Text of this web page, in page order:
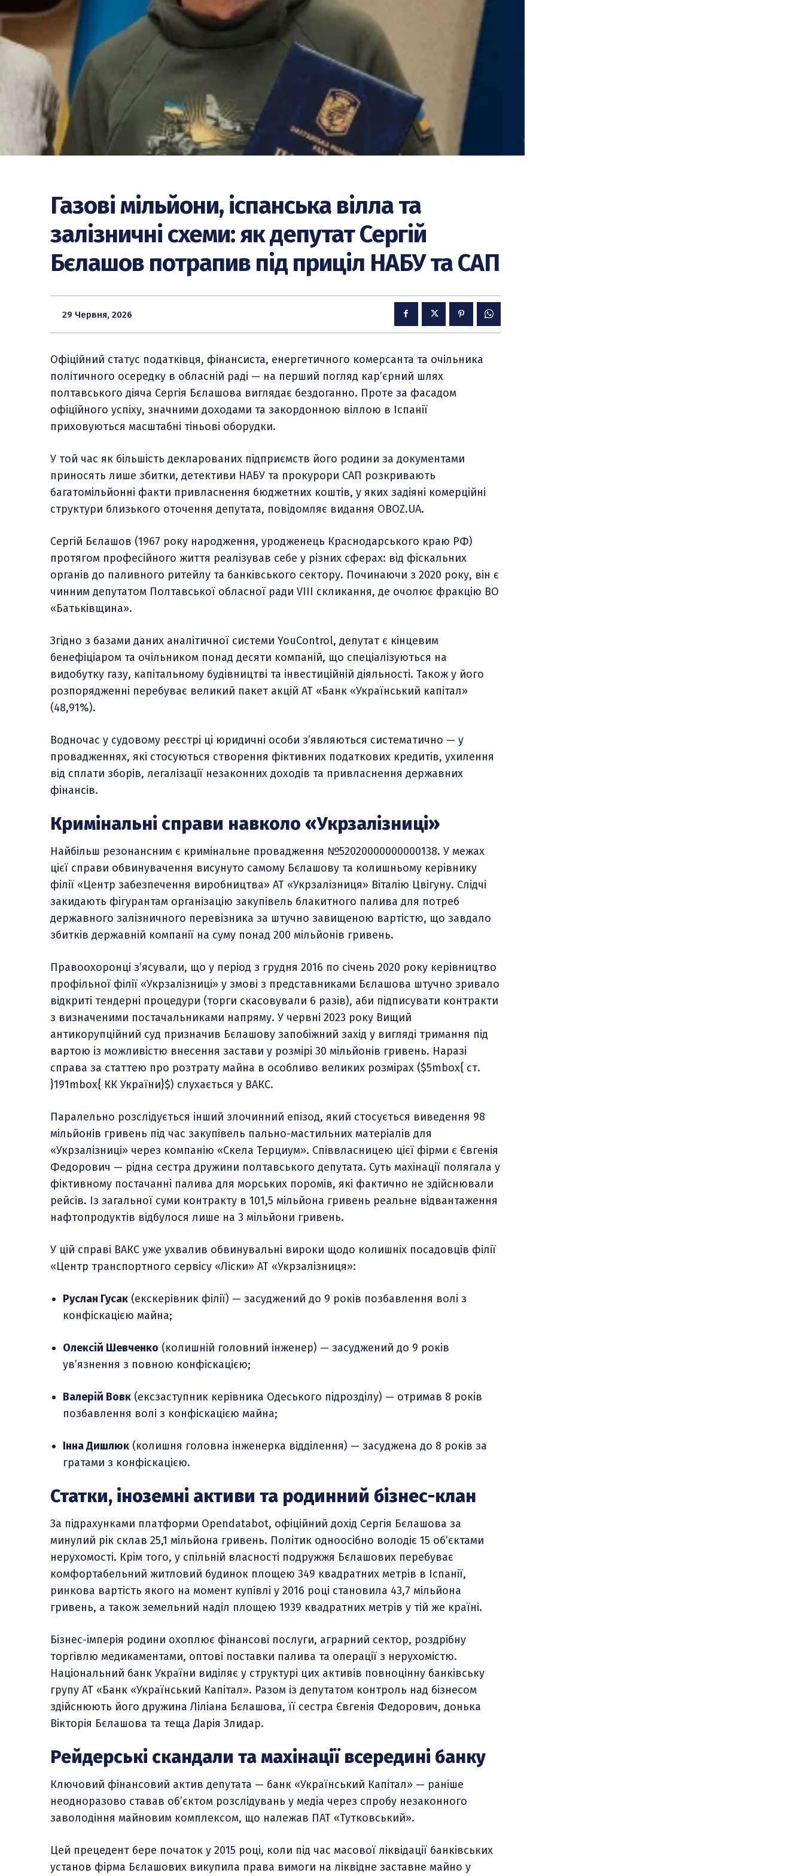
Газові мільйони, іспанська вілла та
залізничні схеми: як депутат Сергій
Бєлашов потрапив під приціл НАБУ та САП
29 Червня, 2026
Офіційний статус податківця, фінансиста, енергетичного комерсанта та очільника
політичного осередку в обласній раді — на перший погляд кар’єрний шлях
полтавського діяча Сергія Бєлашова виглядає бездоганно. Проте за фасадом
офіційного успіху, значними доходами та закордонною віллою в Іспанії
приховуються масштабні тіньові оборудки.
У той час як більшість декларованих підприємств його родини за документами
приносять лише збитки, детективи НАБУ та прокурори САП розкривають
багатомільйонні факти привласнення бюджетних коштів, у яких задіяні комерційні
структури близького оточення депутата, повідомляє видання OBOZ.UA.
Сергій Бєлашов (1967 року народження, уродженець Краснодарського краю РФ)
протягом професійного життя реалізував себе у різних сферах: від фіскальних
органів до паливного ритейлу та банківського сектору. Починаючи з 2020 року, він є
чинним депутатом Полтавської обласної ради VIII скликання, де очолює фракцію ВО
«Батьківщина».
Згідно з базами даних аналітичної системи YouControl, депутат є кінцевим
бенефіціаром та очільником понад десяти компаній, що спеціалізуються на
видобутку газу, капітальному будівництві та інвестиційній діяльності. Також у його
розпорядженні перебуває великий пакет акцій АТ «Банк «Український капітал»
(48,91%).
Водночас у судовому реєстрі ці юридичні особи з’являються систематично — у
провадженнях, які стосуються створення фіктивних податкових кредитів, ухилення
від сплати зборів, легалізації незаконних доходів та привласнення державних
фінансів.
Кримінальні справи навколо «Укрзалізниці»
Найбільш резонансним є кримінальне провадження №52020000000000138. У межах
цієї справи обвинувачення висунуто самому Бєлашову та колишньому керівнику
філії «Центр забезпечення виробництва» АТ «Укрзалізниця» Віталію Цвігуну. Слідчі
закидають фігурантам організацію закупівель блакитного палива для потреб
державного залізничного перевізника за штучно завищеною вартістю, що завдало
збитків державній компанії на суму понад 200 мільйонів гривень.
Правоохоронці з’ясували, що у період з грудня 2016 по січень 2020 року керівництво
профільної філії «Укрзалізниці» у змові з представниками Бєлашова штучно зривало
відкриті тендерні процедури (торги скасовували 6 разів), аби підписувати контракти
з визначеними постачальниками напряму. У червні 2023 року Вищий
антикорупційний суд призначив Бєлашову запобіжний захід у вигляді тримання під
вартою із можливістю внесення застави у розмірі 30 мільйонів гривень. Наразі
справа за статтею про розтрату майна в особливо великих розмірах ($5mbox{ ст.
}191mbox{ КК України}$) слухається у ВАКС.
Паралельно розслідується інший злочинний епізод, який стосується виведення 98
мільйонів гривень під час закупівель пально-мастильних матеріалів для
«Укрзалізниці» через компанію «Скела Терциум». Співвласницею цієї фірми є Євгенія
Федорович — рідна сестра дружини полтавського депутата. Суть махінації полягала у
фіктивному постачанні палива для морських поромів, які фактично не здійснювали
рейсів. Із загальної суми контракту в 101,5 мільйона гривень реальне відвантаження
нафтопродуктів відбулося лише на 3 мільйони гривень.
У цій справі ВАКС уже ухвалив обвинувальні вироки щодо колишніх посадовців філії
«Центр транспортного сервісу «Ліски» АТ «Укрзалізниця»:
Руслан Гусак (екскерівник філії) — засуджений до 9 років позбавлення волі з
конфіскацією майна;
Олексій Шевченко (колишній головний інженер) — засуджений до 9 років
ув’язнення з повною конфіскацією;
Валерій Вовк (ексзаступник керівника Одеського підрозділу) — отримав 8 років
позбавлення волі з конфіскацією майна;
Інна Дишлюк (колишня головна інженерка відділення) — засуджена до 8 років за
гратами з конфіскацією.
Статки, іноземні активи та родинний бізнес-клан
За підрахунками платформи Оpendatabot, офіційний дохід Сергія Бєлашова за
минулий рік склав 25,1 мільйона гривень. Політик одноосібно володіє 15 об’єктами
нерухомості. Крім того, у спільній власності подружжя Бєлашових перебуває
комфортабельний житловий будинок площею 349 квадратних метрів в Іспанії,
ринкова вартість якого на момент купівлі у 2016 році становила 43,7 мільйона
гривень, а також земельний наділ площею 1939 квадратних метрів у тій же країні.
Бізнес-імперія родини охоплює фінансові послуги, аграрний сектор, роздрібну
торгівлю медикаментами, оптові поставки палива та операції з нерухомістю.
Національний банк України виділяє у структурі цих активів повноцінну банківську
групу АТ «Банк «Український Капітал». Разом із депутатом контроль над бізнесом
здійснюють його дружина Ліліана Бєлашова, її сестра Євгенія Федорович, донька
Вікторія Бєлашова та теща Дарія Злидар.
Рейдерські скандали та махінації всередині банку
Ключовий фінансовий актив депутата — банк «Український Капітал» — раніше
неодноразово ставав об’єктом розслідувань у медіа через спробу незаконного
заволодіння майновим комплексом, що належав ПАТ «Тутковський».
Цей прецедент бере початок у 2015 році, коли під час масової ліквідації банківських
установ фірма Бєлашових викупила права вимоги на ліквідне заставне майно у